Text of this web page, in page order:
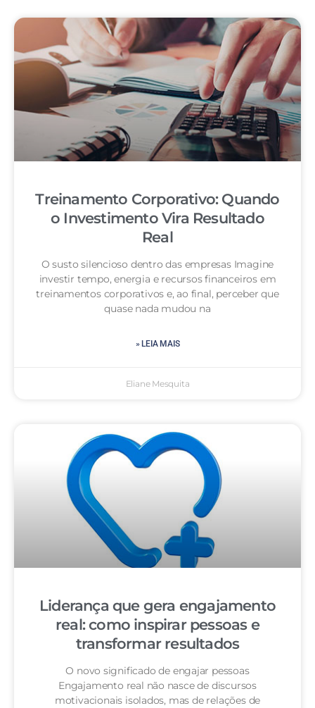
Treinamento Corporativo: Quando
o Investimento Vira Resultado
Real
O susto silencioso dentro das empresas Imagine
investir tempo, energia e recursos financeiros em
treinamentos corporativos e, ao final, perceber que
quase nada mudou na
» LEIA MAIS
Eliane Mesquita
Liderança que gera engajamento
real: como inspirar pessoas e
transformar resultados
O novo significado de engajar pessoas
Engajamento real não nasce de discursos
motivacionais isolados, mas de relações de